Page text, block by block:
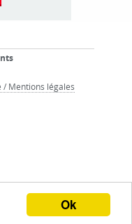
Ok
/ Mentions légales